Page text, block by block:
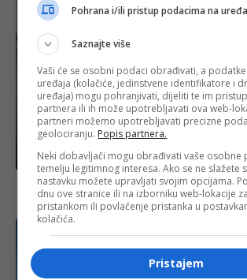
Crna hronika
SIPA u akciji „Stočar“ uhapsila tri
marihuana, kokain i oružje
Pohrana i/ili pristup podacima na
Saznajte više
Vaši će se osobni podaci obrađivati, a
uređaja (kolačiće, jedinstvene identifikatore i
uređaja) mogu pohranjivati, dijeliti te im
partnera ili ih može upotrebljavati ova web-
partneri možemo upotrebljavati precizne
geolociranju. Popis partnera.
Neki dobavljači mogu obrađivati vaše osobne
temelju legitimnog interesa. Ako se ne slažete
nastavku možete upravljati svojim opcijama.
dnu ove stranice ili na izborniku web-lokacije
pristankom ili povlačenje pristanka u
kolačića.
Pristajem